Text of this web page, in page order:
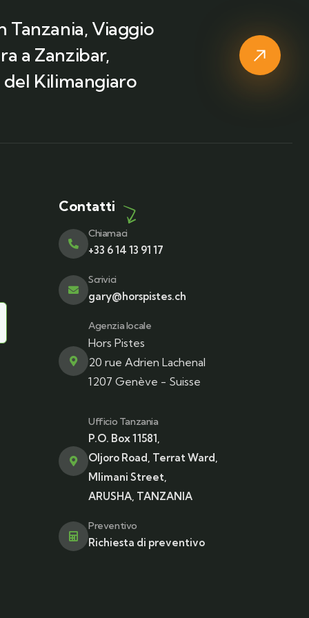
Tanzania, Viaggio
a Zanzibar,
del Kilimangiaro
Contatti
Chiamaci
+33 6 14 13 91 17
Scrivici
gary@horspistes.ch
Agenzia locale
Hors Pistes
20 rue Adrien Lachenal
1207 Genève - Suisse
Ufficio Tanzania
P.O. Box 11581,
Oljoro Road, Terrat Ward,
Mlimani Street,
ARUSHA, TANZANIA
Preventivo
Richiesta di preventivo